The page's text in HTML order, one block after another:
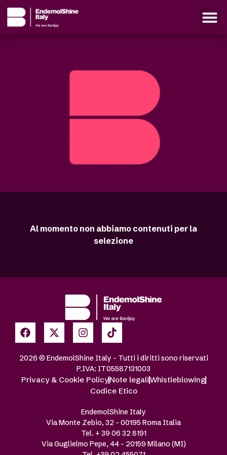
Al momento non abbiamo contenuti per la
selezione
2026 © EndemolShine Italy – Tutti i diritti sono riservati
P.IVA: IT05587131003
Privacy & Cookie PolicyNote legaliWhistleblowing
Codice Etico
EndemolShine Italy
Via Monte Zebio, 32 – 00195 Roma Italia
Tel. + 39 06 32 8191
Via Guglielmo Pepe, 44 – 20159 Milano (MI)